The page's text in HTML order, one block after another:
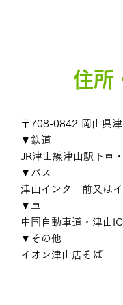
住所
〒708-0842 岡山県
▼鉄道
JR津山線津山駅下車
▼バス
津山インター前又は
▼車
中国自動車道・津山
▼その他
イオン津山店そば